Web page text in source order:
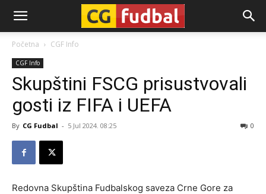
CG-
Fudbal
Početna CGF Info
CGF Info
Skupštini FSCG prisustvovali
gosti iz FIFA i UEFA
By CG Fudbal - 5 Jul 2024. 08:25 0
Redovna Skupština Fudbalskog saveza Crne Gore za